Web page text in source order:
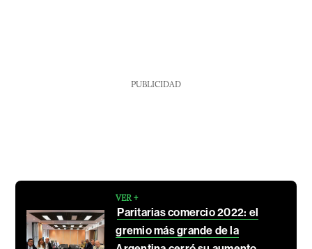
PUBLICIDAD
VER +
Paritarias comercio 2022: el
gremio más grande de la